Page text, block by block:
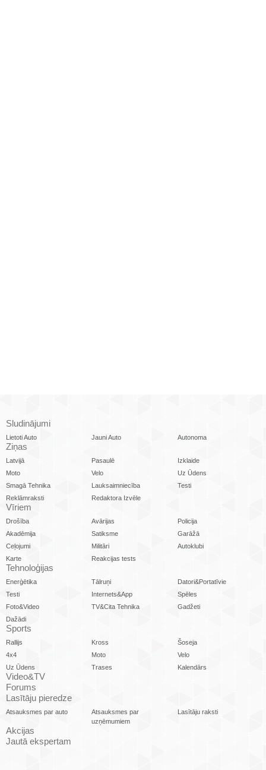
Sludinājumi
Lietoti Auto Jauni Auto Autonoma
Ziņas
Latvijā Pasaulē
Izklaide
Moto
Velo
Uz Ūdens
Smagā Tehnika
Lauksaimniecība
Testi
Reklāmraksti
Redaktora Izvēle
Vīriem
Drošība Avārijas
Policija
Akadēmija
Satiksme
Garāžā
Ceļojumi
Militāri
Autoklubi
Karte
Reakcijas tests
Tehnoloģijas
Enerģētika Tālruņi
Datori&Portatīvie
Testi
Internets&App
Spēles
Foto&Video
TV&Cita Tehnika
Gadžeti
Dažādi
Sports
Rallijs Kross
Šoseja
4x4
Moto
Velo
Uz Ūdens
Trases Kalendārs
Video&TV
Forums
Lasītāju pieredze
Atsauksmes par auto
Atsauksmes par
uzņēmumiem
Lasītāju raksti
Akcijas
Jautā ekspertam